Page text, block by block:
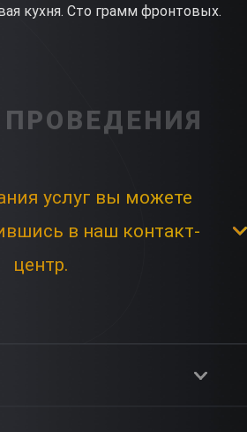
кухня. Сто грамм фронтовых.
услуг вы можете
в наш контакт-
центр.